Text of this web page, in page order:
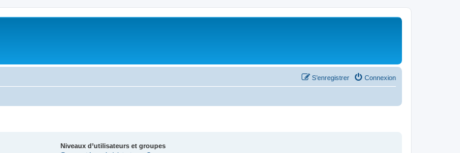
Connexion
S’enregistrer
Niveaux d’utilisateurs et groupes